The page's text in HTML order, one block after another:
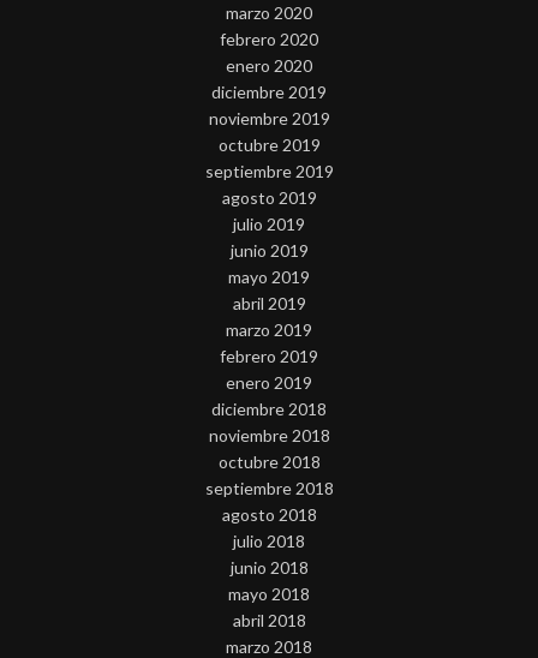
marzo 2020
febrero 2020
enero 2020
diciembre 2019
noviembre 2019
octubre 2019
septiembre 2019
agosto 2019
julio 2019
junio 2019
mayo 2019
abril 2019
marzo 2019
febrero 2019
enero 2019
diciembre 2018
noviembre 2018
octubre 2018
septiembre 2018
agosto 2018
julio 2018
junio 2018
mayo 2018
abril 2018
marzo 2018